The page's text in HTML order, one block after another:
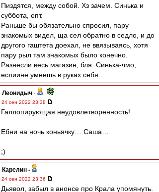
Пиздятся, между собой. Хз зачем. Синька и
суббота, епт.
Раньше бы обязательно спросил, пару
знакомых видел, ща сел обратно в седло, и до
другого гаштета доехал, не ввязываясь, хотя
пару рыл там знакомых было конечно.
Разнесли весь магазин, бля. Синька-чмо,
еслиине умеешь в руках себя...
Леонидыч -
24 сен 2022 23:38
Галлопирующая неудовлетворенность!
Ебни на ночь коньячку… Саша…
;)
Карелин -
24 сен 2022 23:36
Дьявол, забыл в анонсе про Крала упомянуть.